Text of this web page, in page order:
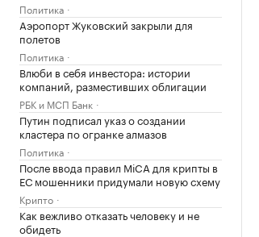
Политика
Аэропорт Жуковский закрыли для
полетов
Политика
Влюби в себя инвестора: истории
компаний, разместивших облигации
РБК и МСП Банк
Путин подписал указ о создании
кластера по огранке алмазов
Политика
После ввода правил MiCA для крипты в
ЕС мошенники придумали новую схему
Крипто
Как вежливо отказать человеку и не
обидеть